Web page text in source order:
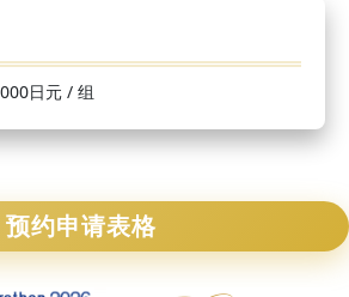
日元 / 组
预约申请表格